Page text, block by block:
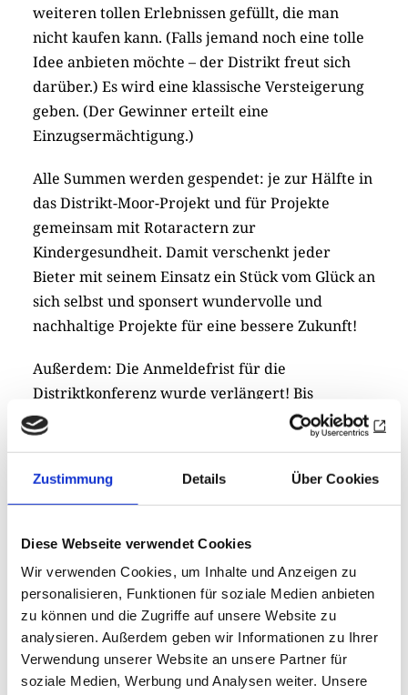
Zustimmung Details Über Cookies
Diese Webseite verwendet Cookies
Wir verwenden Cookies, um Inhalte und Anzeigen zu
personalisieren, Funktionen für soziale Medien anbieten
zu können und die Zugriffe auf unsere Website zu
analysieren. Außerdem geben wir Informationen zu Ihrer
Verwendung unserer Website an unsere Partner für
soziale Medien, Werbung und Analysen weiter. Unsere
weiteren tollen Erlebnissen gefüllt, die man
nicht kaufen kann. (Falls jemand noch eine tolle
Idee anbieten möchte – der Distrikt freut sich
darüber.) Es wird eine klassische Versteigerung
geben. (Der Gewinner erteilt eine
Einzugsermächtigung.)
Alle Summen werden gespendet: je zur Hälfte in
das Distrikt-Moor-Projekt und für Projekte
gemeinsam mit Rotaractern zur
Kindergesundheit. Damit verschenkt jeder
Bieter mit seinem Einsatz ein Stück vom Glück an
sich selbst und sponsert wundervolle und
nachhaltige Projekte für eine bessere Zukunft!
Außerdem: Die Anmeldefrist für die
Distriktkonferenz wurde verlängert! Bis
Sonntag, den 17. Mai kann man sich
HIER
anmelden!
Distriktgovernorin Karin Schulze verspricht: “Es
wird ganz und gar wunderbar!” Bereits am
Freitag (19.6.26 ab 16 Uhr) gibt es ein Treffen
Partnerprogramm für die Begleitungen. Ab 18
Uhr treffen sich alle zum Dinner. Der Samstag
(20.6.26) startet mit einem Empfang, ab 10 Uhr
läuft die Konferenz in derHistorischen
Schützenhalle in Lüdenscheid
. Vormittags